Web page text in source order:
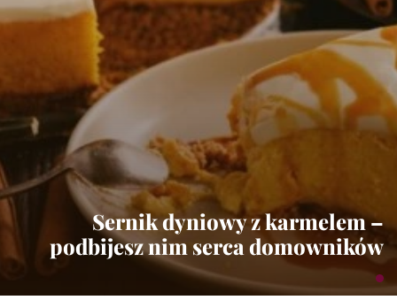
Sernik dyniowy z karmelem –
podbijesz nim serca domowników